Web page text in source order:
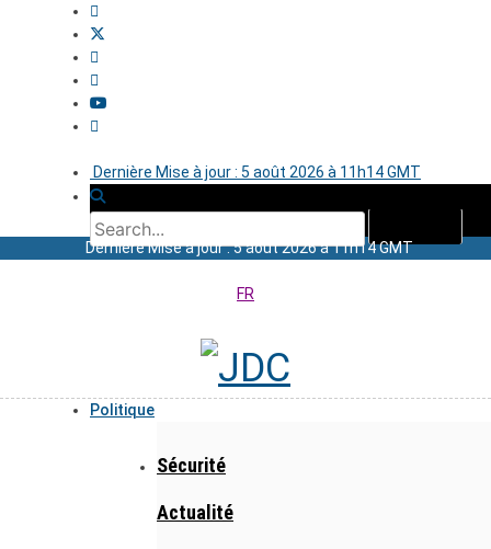
Dernière Mise à jour : 5 août 2026 à 11h14 GMT
Dernière Mise à jour : 5 août 2026 à 11h14 GMT
FR
Politique
Sécurité
Actualité